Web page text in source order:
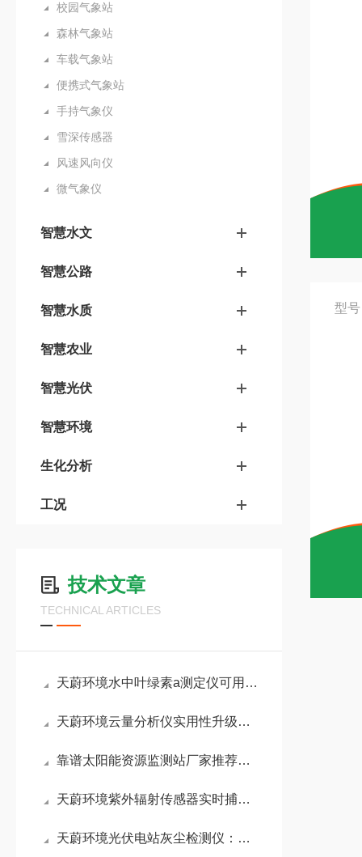
校园气象站
森林气象站
车载气象站
便携式气象站
手持气象仪
雪深传感器
风速风向仪
微气象仪
智慧水文
智慧公路
智慧水质
智慧农业
智慧光伏
智慧环境
生化分析
工况
技术文章
TECHNICAL ARTICLES
天蔚环境水中叶绿素a测定仪可用于：自然河湖、人工水产塘等复杂水环境场景
天蔚环境云量分析仪实用性升级！白昼强光下也能清晰记录完整天空云量数据
靠谱太阳能资源监测站厂家推荐：山东天蔚环境适配性强，业内口碑表现出色
天蔚环境紫外辐射传感器实时捕捉紫外辐射变化，助力农业科学调控光照环境
天蔚环境光伏电站灰尘检测仪：提供积尘覆盖度，辅助电站降低无效清洁成本
型